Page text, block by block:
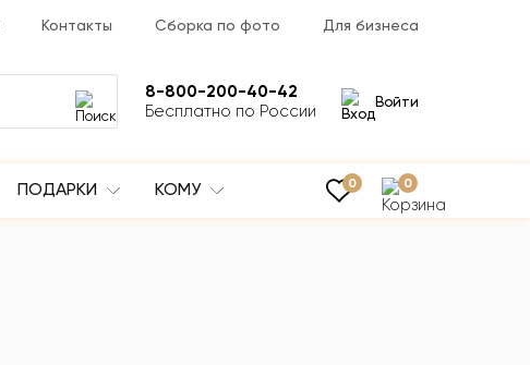
Контакты Сборка по фото Для бизнеса
8-800-200-40-42
Бесплатно по России
Войти
ПОДАРКИ КОМУ 0 0